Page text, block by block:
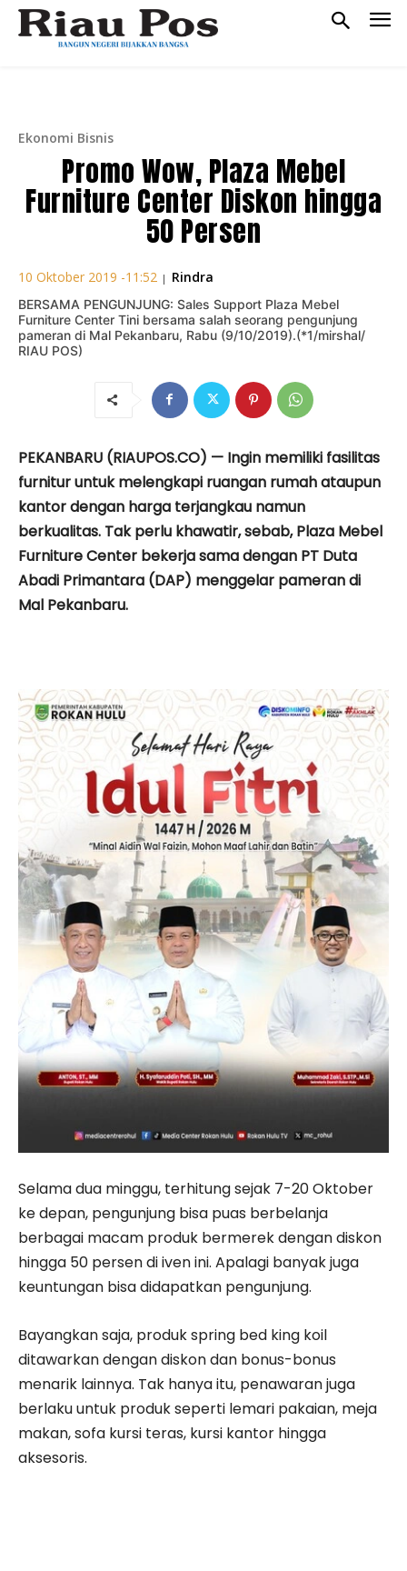
Ekonomi Bisnis
Promo Wow, Plaza Mebel
Furniture Center Diskon hingga
50 Persen
10 Oktober 2019 -11:52 | Rindra
BERSAMA PENGUNJUNG: Sales Support Plaza Mebel
Furniture Center Tini bersama salah seorang pengunjung
pameran di Mal Pekanbaru, Rabu (9/10/2019).(*1/mirshal/
RIAU POS)
PEKANBARU (RIAUPOS.CO) — Ingin memiliki fasilitas
furnitur untuk melengkapi ruangan rumah ataupun
kantor dengan harga terjangkau namun
berkualitas. Tak perlu khawatir, sebab, Plaza Mebel
Furniture Center bekerja sama dengan PT Duta
Abadi Primantara (DAP) menggelar pameran di
Mal Pekanbaru.
Selama dua minggu, terhitung sejak 7-20 Oktober
ke depan, pengunjung bisa puas berbelanja
berbagai macam produk bermerek dengan diskon
hingga 50 persen di iven ini. Apalagi banyak juga
keuntungan bisa didapatkan pengunjung.
Bayangkan saja, produk spring bed king koil
ditawarkan dengan diskon dan bonus-bonus
menarik lainnya. Tak hanya itu, penawaran juga
berlaku untuk produk seperti lemari pakaian, meja
makan, sofa kursi teras, kursi kantor hingga
aksesoris.